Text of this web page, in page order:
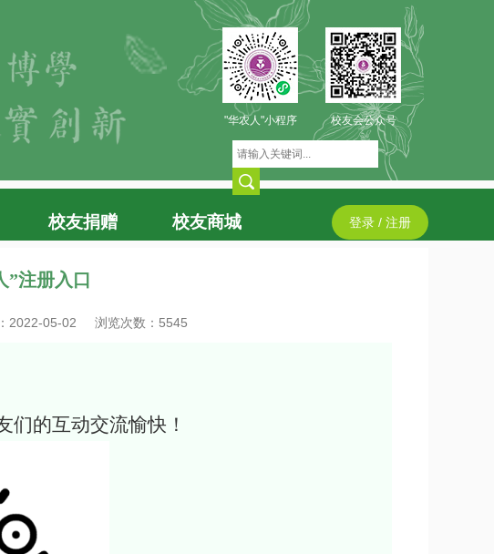
"华农人"小程序 校友会公众号
校友捐赠 校友商城 登录 / 注册
注册入口
2022-05-02 浏览次数： 5545
的互动交流愉快！